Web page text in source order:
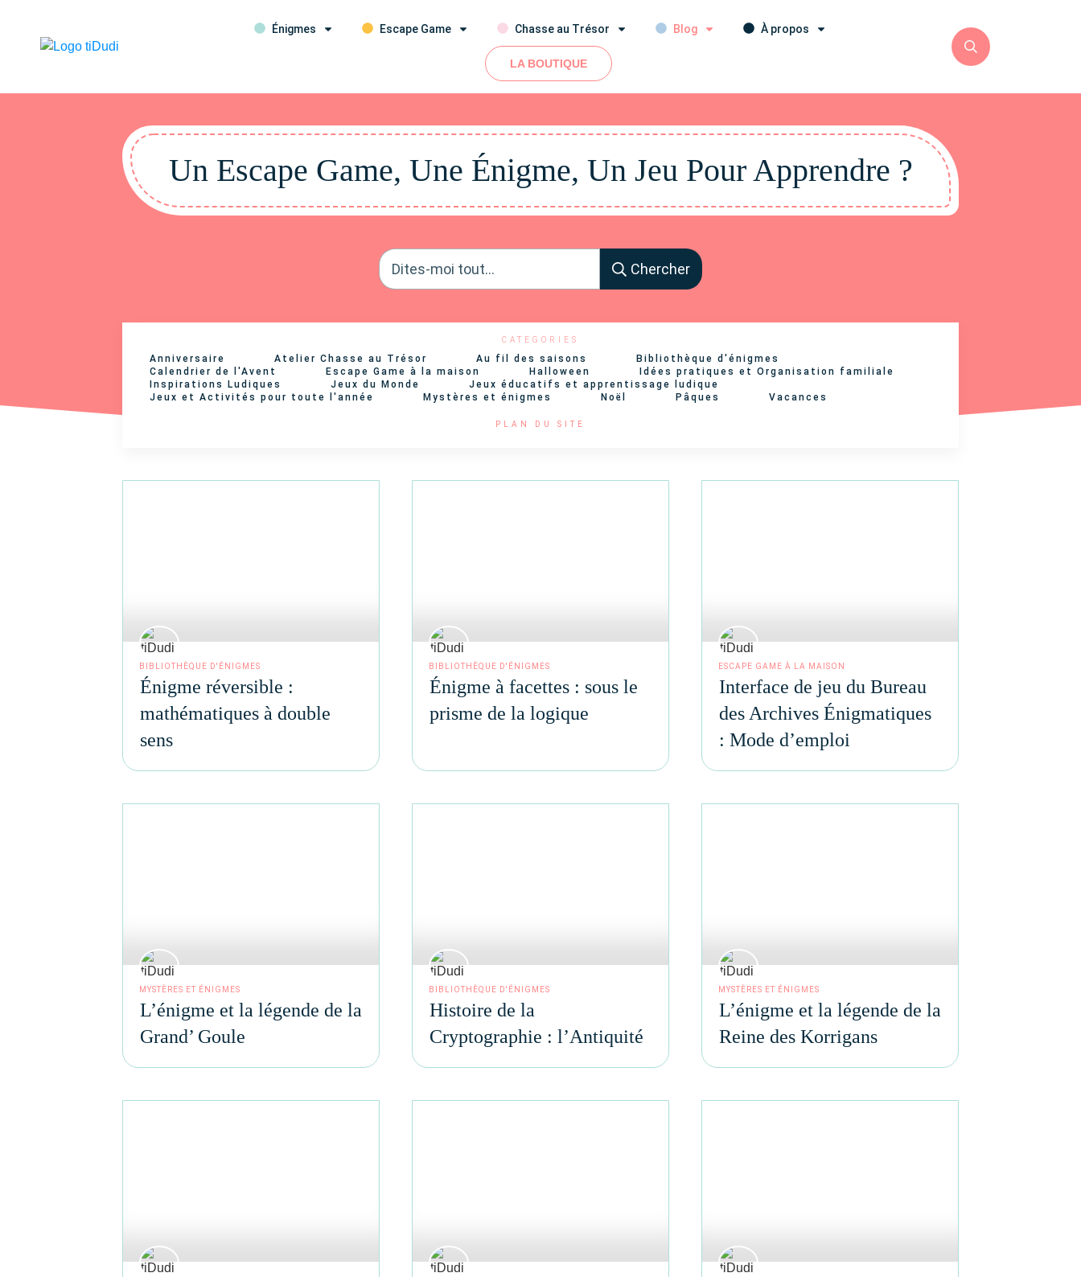
Énigmes Escape Game Chasse au Trésor Blog À propos
LA BOUTIQUE
Un Escape Game, Une Énigme, Un Jeu Pour Apprendre ?
Chercher
CATEGORIES
Anniversaire Atelier Chasse au Trésor Au fil des saisons
Bibliothèque d'énigmes
Calendrier de l'Avent
Escape Game à la maison Halloween
Idées pratiques et Organisation familiale
Inspirations Ludiques
Jeux du Monde
Jeux éducatifs et apprentissage ludique
Jeux et Activités pour toute l'année
Mystères et énigmes Noël Pâques Vacances
PLAN DU SITE
BIBLIOTHÈQUE D'ÉNIGMES
Énigme réversible :
mathématiques à double
sens
BIBLIOTHÈQUE D'ÉNIGMES
Énigme à facettes : sous le
prisme de la logique
ESCAPE GAME À LA MAISON
Interface de jeu du Bureau
des Archives Énigmatiques
: Mode d’emploi
MYSTÈRES ET ÉNIGMES
L’énigme et la légende de la
Grand’ Goule
BIBLIOTHÈQUE D'ÉNIGMES
Histoire de la
Cryptographie : l’Antiquité
MYSTÈRES ET ÉNIGMES
L’énigme et la légende de la
Reine des Korrigans